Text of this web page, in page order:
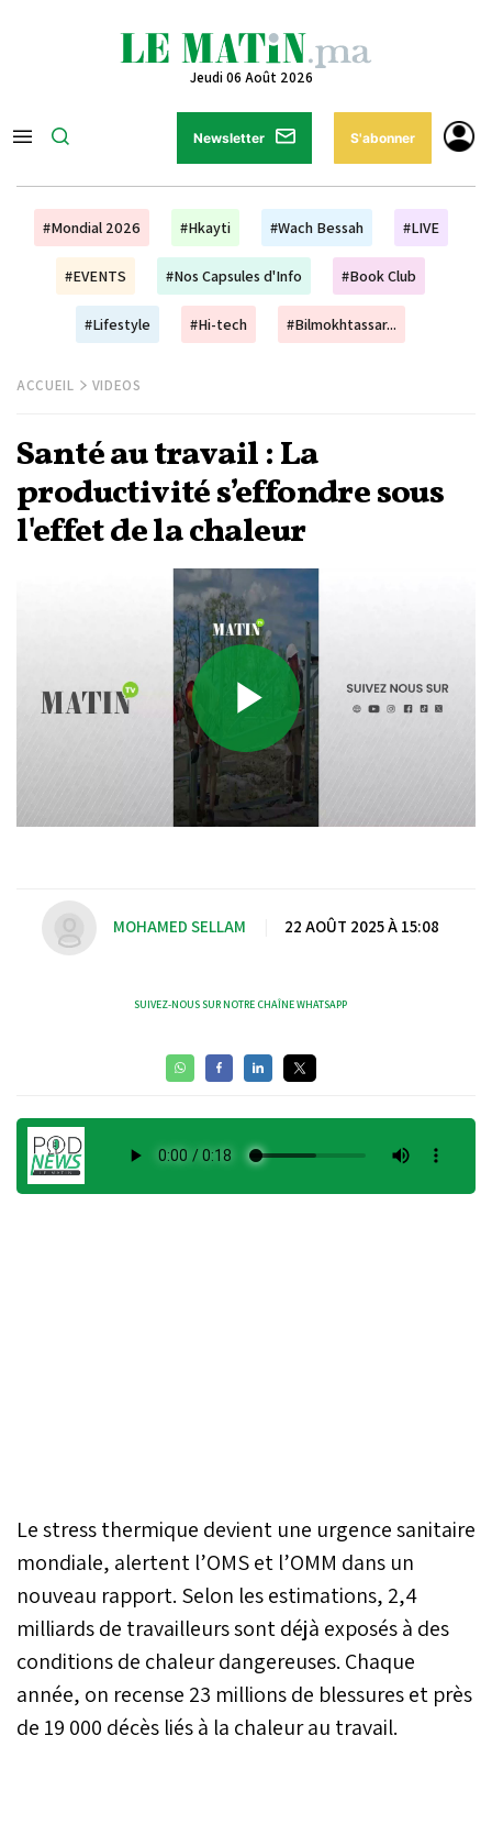
Jeudi 06 Août 2026
Newsletter S'abonner
#Mondial 2026 #Hkayti #Wach Bessah #LIVE
#EVENTS #Nos Capsules d'Info #Book Club
#Lifestyle #Hi-tech #Bilmokhtassar...
ACCUEIL VIDEOS
Santé au travail : La
productivité s’effondre sous
l'effet de la chaleur
Play
MOHAMED SELLAM 22 AOÛT 2025 À 15:08
SUIVEZ-NOUS SUR NOTRE CHAÎNE WHATSAPP
Le stress thermique devient une urgence sanitaire
mondiale, alertent l’OMS et l’OMM dans un
nouveau rapport. Selon les estimations, 2,4
milliards de travailleurs sont déjà exposés à des
conditions de chaleur dangereuses. Chaque
année, on recense 23 millions de blessures et près
de 19 000 décès liés à la chaleur au travail.